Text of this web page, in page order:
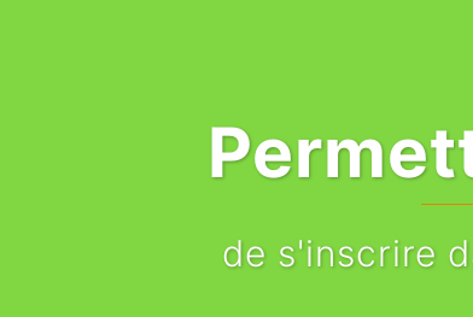
de s'inscrire